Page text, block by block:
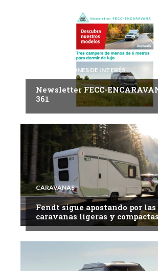
INFORMACIONES DE INTERÉS
Newsletter FECC-
361
CARAVANAS
Fendt sigue apostando por las
caravanas ligeras y